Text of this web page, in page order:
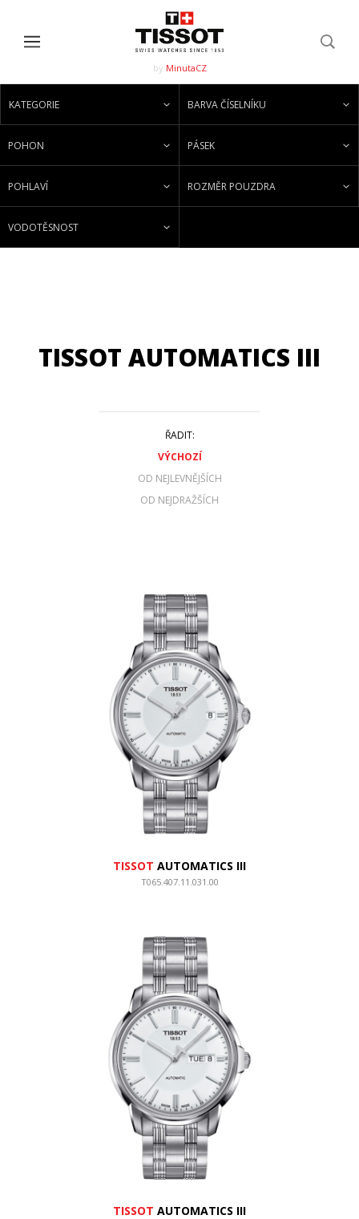
by MinutaCZ
KATEGORIE BARVA ČÍSELNÍKU
POHON PÁSEK
POHLAVÍ ROZMĚR POUZDRA
VODOTĚSNOST
TISSOT AUTOMATICS III
ŘADIT:
VÝCHOZÍ
OD NEJLEVNĚJŠÍCH
OD NEJDRAŽŠÍCH
TISSOT AUTOMATICS III
T065.407.11.031.00
TISSOT AUTOMATICS III